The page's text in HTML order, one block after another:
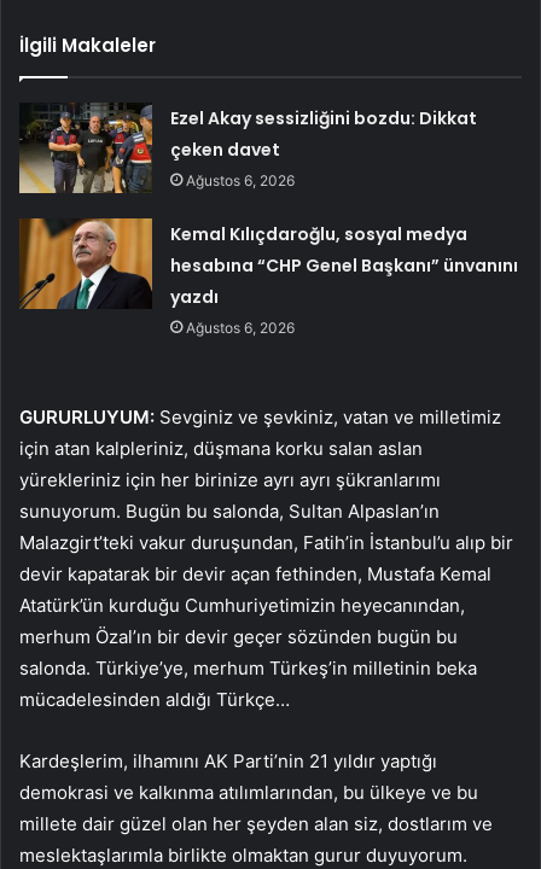
İlgili Makaleler
Ezel Akay sessizliğini bozdu: Dikkat
çeken davet
Ağustos 6, 2026
Kemal Kılıçdaroğlu, sosyal medya
hesabına “CHP Genel Başkanı” ünvanını
yazdı
Ağustos 6, 2026
GURURLUYUM: Sevginiz ve şevkiniz, vatan ve milletimiz
için atan kalpleriniz, düşmana korku salan aslan
yürekleriniz için her birinize ayrı ayrı şükranlarımı
sunuyorum. Bugün bu salonda, Sultan Alpaslan’ın
Malazgirt’teki vakur duruşundan, Fatih’in İstanbul’u alıp bir
devir kapatarak bir devir açan fethinden, Mustafa Kemal
Atatürk’ün kurduğu Cumhuriyetimizin heyecanından,
merhum Özal’ın bir devir geçer sözünden bugün bu
salonda. Türkiye’ye, merhum Türkeş’in milletinin beka
mücadelesinden aldığı Türkçe…
Kardeşlerim, ilhamını AK Parti’nin 21 yıldır yaptığı
demokrasi ve kalkınma atılımlarından, bu ülkeye ve bu
millete dair güzel olan her şeyden alan siz, dostlarım ve
meslektaşlarımla birlikte olmaktan gurur duyuyorum.